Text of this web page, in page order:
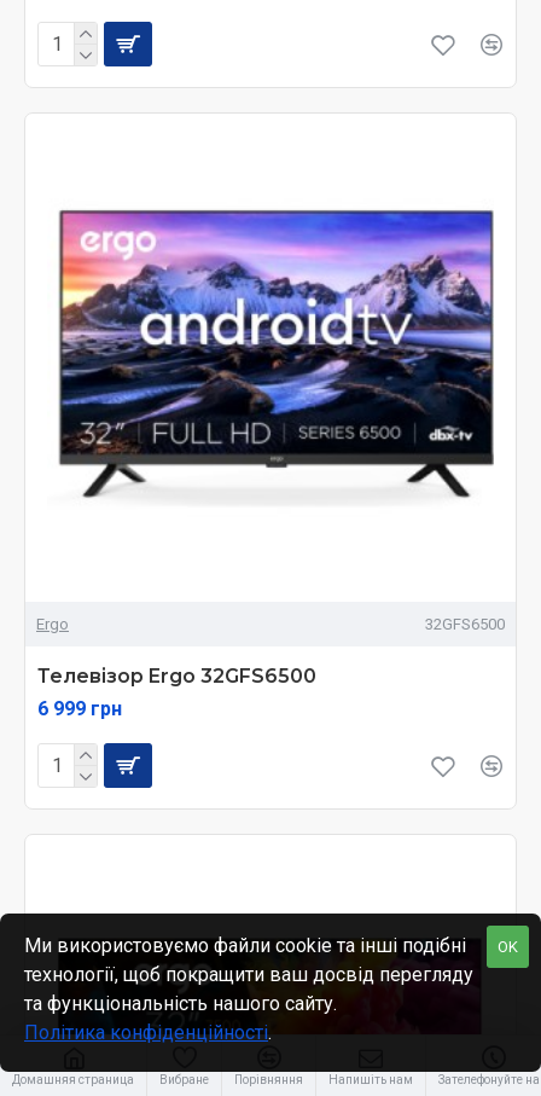
Ergo 32GFS6500
Телевізор Ergo 32GFS6500
6 999 грн
Домашняя страница Вибране Порівняння Напишіть нам Зателефонуйте
OK
Ми використовуємо файли cookie та інші подібні
технології, щоб покращити ваш досвід перегляду
та функціональність нашого сайту.
Політика конфіденційності.